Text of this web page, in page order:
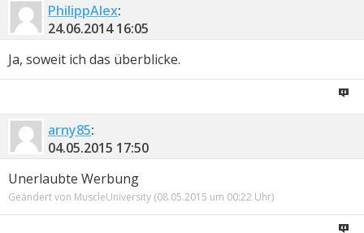
PhilippAlex:
24.06.201416:05
Ja, soweit ich das überblicke.
arny85:
04.05.2015 17:50
Unerlaubte Werbung
Geändert von MuscleUniversity (08.05.2015 um 00:22 Uhr)